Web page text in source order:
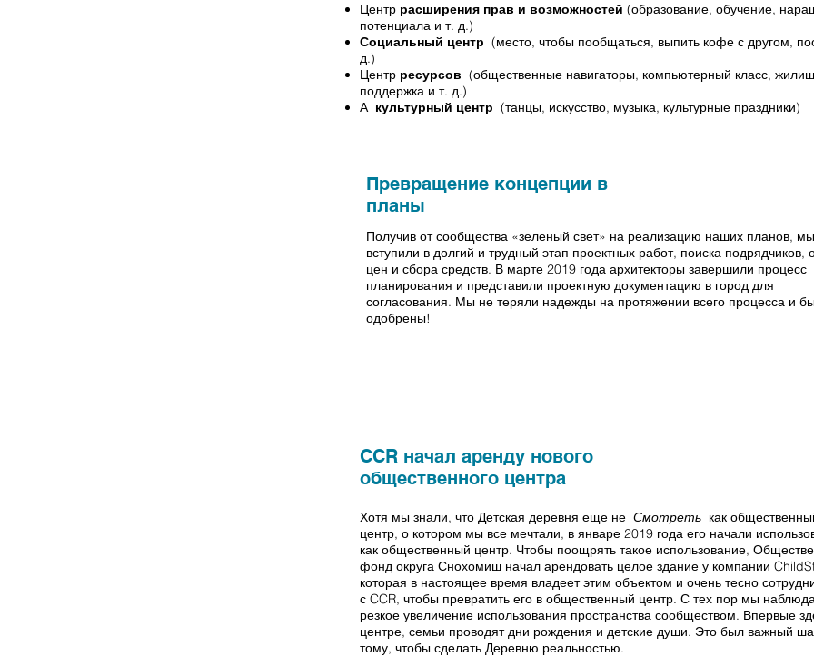
Центр расширения прав и возможностей (образование, обучение,
потенциала и т. д.)
Социальный центр (место, чтобы пообщаться, выпить кофе с другом,
д.)
Центр ресурсов (общественные навигаторы, компьютерный класс,
поддержка и т. д.)
А культурный центр (танцы, искусство, музыка, культурные праздники)
Превращение концепции в
планы
Получив от сообщества «зеленый свет» на реализацию наших планов, мы
вступили в долгий и трудный этап проектных работ, поиска подрядчиков,
цен и сбора средств. В марте 2019 года архитекторы завершили процесс
планирования и представили проектную документацию в город для
согласования. Мы не теряли надежды на протяжении всего процесса и
одобрены!
CCR начал аренду нового
общественного центра
Хотя мы знали, что Детская деревня еще не Смотреть как
центр, о котором мы все мечтали, в январе 2019 года его начали
как общественный центр. Чтобы поощрять такое использование,
фонд округа Снохомиш начал арендовать целое здание у компании
которая в настоящее время владеет этим объектом и очень тесно
с CCR, чтобы превратить его в общественный центр. С тех пор мы
резкое увеличение использования пространства сообществом. Впервые
центре, семьи проводят дни рождения и детские души. Это был важный
тому, чтобы сделать Деревню реальностью.